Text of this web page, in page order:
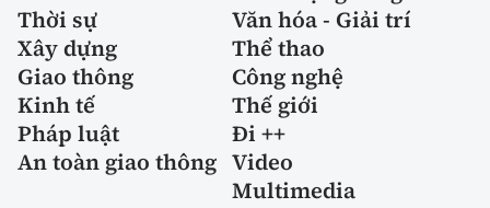
Thời sự
Văn hóa - Giải trí
Xây dựng
Thể thao
Giao thông
Công nghệ
Kinh tế
Thế giới
Pháp luật
Đi ++
An toàn giao thông Video
Multimedia